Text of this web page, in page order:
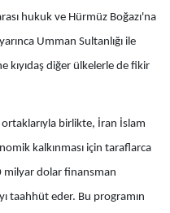
hukuk ve Hürmüz Boğazı'na
Umman Sultanlığı ile
kıyıdaş diğer ülkelerle de fikir
birlikte, İran İslam
kalkınması için taraflarca
milyar dolar finansman
taahhüt eder. Bu programın